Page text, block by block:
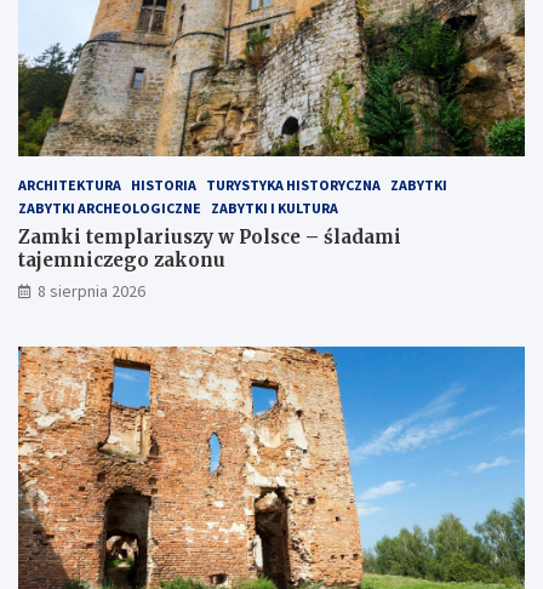
ARCHITEKTURA HISTORIA TURYSTYKA HISTORYCZNA ZABYTKI
ZABYTKI ARCHEOLOGICZNE
ZABYTKI I KULTURA
Zamki templariuszy w Polsce – śladami
tajemniczego zakonu
8 sierpnia 2026